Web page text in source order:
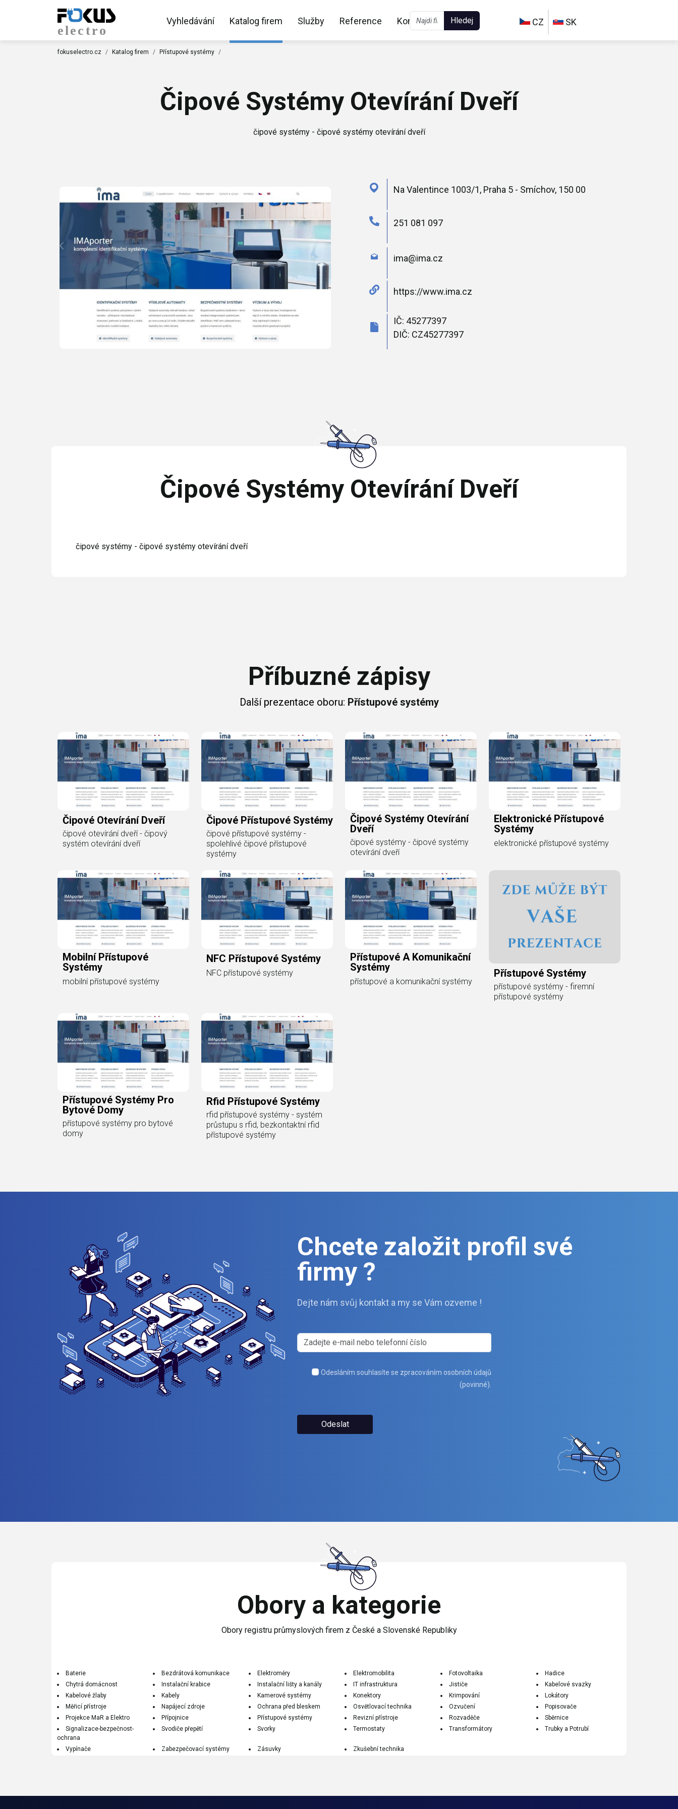
Vyhledávání Katalog firem Služby Reference Kontakt Hledej CZ SK
fokuselectro.cz Katalog firem Přístupové systémy
Čipové Systémy Otevírání Dveří
čipové systémy - čipové systémy otevírání dveří
Na Valentince 1003/1, Praha 5 - Smíchov, 150 00
251 081 097
ima@ima.cz
https://www.ima.cz
IČ: 45277397
DIČ: CZ45277397
Čipové Systémy Otevírání Dveří
čipové systémy - čipové systémy otevírání dveří
Příbuzné zápisy
Další prezentace oboru: Přístupové systémy
Čipové Otevírání Dveří
čipové otevírání dveří - čipový
systém otevírání dveří
Čipové Přístupové Systémy
čipové přístupové systémy -
spolehlivé čipové přístupové
systémy
Čipové Systémy Otevírání
Dveří
čipové systémy - čipové systémy
otevírání dveří
Elektronické Přístupové
Systémy
elektronické přístupové systémy
Mobilní Přístupové
Systémy
mobilní přístupové systémy
NFC Přístupové Systémy
NFC přístupové systémy
Přístupové A Komunikační
Systémy
přístupové a komunikační systémy
Přístupové Systémy
přístupové systémy - firemní
přístupové systémy
Přístupové Systémy Pro
Bytové Domy
přístupové systémy pro bytové
domy
Rfid Přístupové Systémy
rfid přístupové systémy - systém
průstupu s rfid, bezkontaktní rfid
přístupové systémy
Chcete založit profil své
firmy ?
Dejte nám svůj kontakt a my se Vám ozveme !
Odesláním souhlasíte se zpracováním osobních údajů
(povinné).
Odeslat
Obory a kategorie
Obory registru průmyslových firem z České a Slovenské Republiky
Baterie Bezdrátová komunikace Elektroměry Elektromobilita Fotovoltaika
Hadice
Chytrá domácnost
Instalační krabice Instalační lišty a kanály IT infrastruktura Jističe
Kabelové svazky
Kabelové žlaby
Kabely Kamerové systémy Konektory Krimpování
Lokátory
Měřicí přístroje
Napájecí zdroje Ochrana před bleskem Osvětlovací technika Ozvučení
Popisovače
Projekce MaR a Elektro
Přípojnice Přístupové systémy Revizní přístroje Rozvaděče
Sběrnice
Signalizace-bezpečnost-
ochrana
Svodiče přepětí Svorky Termostaty Transformátory Trubky a Potrubí
Vypínače Zabezpečovací systémy Zásuvky Zkušební technika